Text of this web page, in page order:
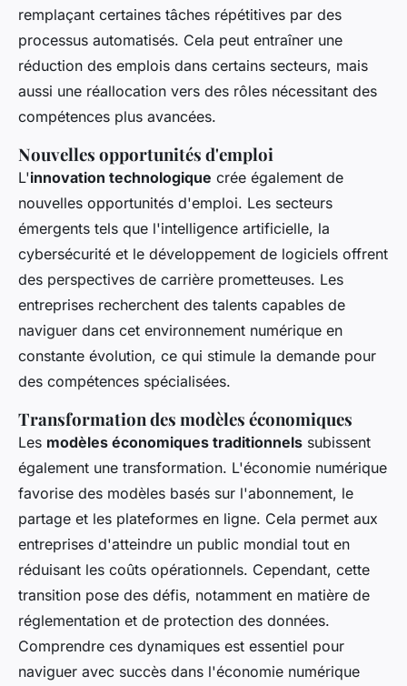
remplaçant certaines tâches répétitives par des
processus automatisés. Cela peut entraîner une
réduction des emplois dans certains secteurs, mais
aussi une réallocation vers des rôles nécessitant des
compétences plus avancées.
Nouvelles opportunités d'emploi
L'innovation technologique crée également de
nouvelles opportunités d'emploi. Les secteurs
émergents tels que l'intelligence artificielle, la
cybersécurité et le développement de logiciels offrent
des perspectives de carrière prometteuses. Les
entreprises recherchent des talents capables de
naviguer dans cet environnement numérique en
constante évolution, ce qui stimule la demande pour
des compétences spécialisées.
Transformation des modèles économiques
Les modèles économiques traditionnels subissent
également une transformation. L'économie numérique
favorise des modèles basés sur l'abonnement, le
partage et les plateformes en ligne. Cela permet aux
entreprises d'atteindre un public mondial tout en
réduisant les coûts opérationnels. Cependant, cette
transition pose des défis, notamment en matière de
réglementation et de protection des données.
Comprendre ces dynamiques est essentiel pour
naviguer avec succès dans l'économie numérique